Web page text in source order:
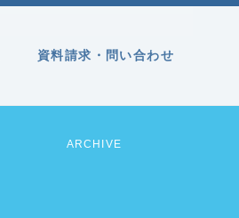
資料請求・問い合わせ
ARCHIVE